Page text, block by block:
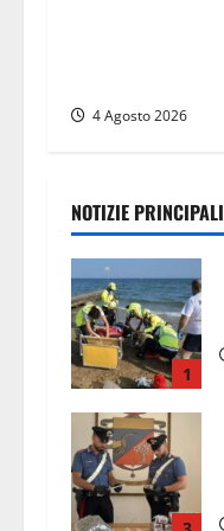
4 Agosto 2026
NOTIZIE PRINCIPALI
1